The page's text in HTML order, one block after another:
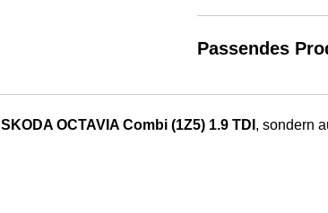
Passendes
SKODA OCTAVIA Combi (1Z5) 1.9 TDI , sondern